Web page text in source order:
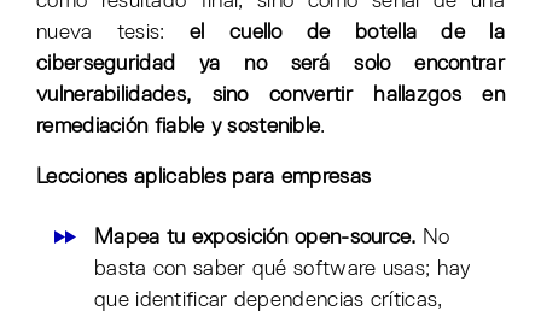
nueva tesis: el cuello de botella de la
ciberseguridad ya no será solo encontrar
vulnerabilidades, sino convertir hallazgos en
remediación fiable y sostenible.
Lecciones aplicables para empresas
Mapea tu exposición open-source. No
basta con saber qué software usas; hay
que identificar dependencias críticas,